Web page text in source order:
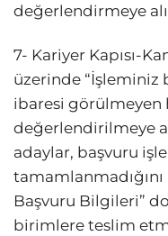
değerlendirmeye
7- Kariyer Kapısı-
üzerinde “İşleminiz
ibaresi görülmeyen
değerlendirilmeye
adaylar, başvuru
Başvuru Bilgileri”
birimlere teslim